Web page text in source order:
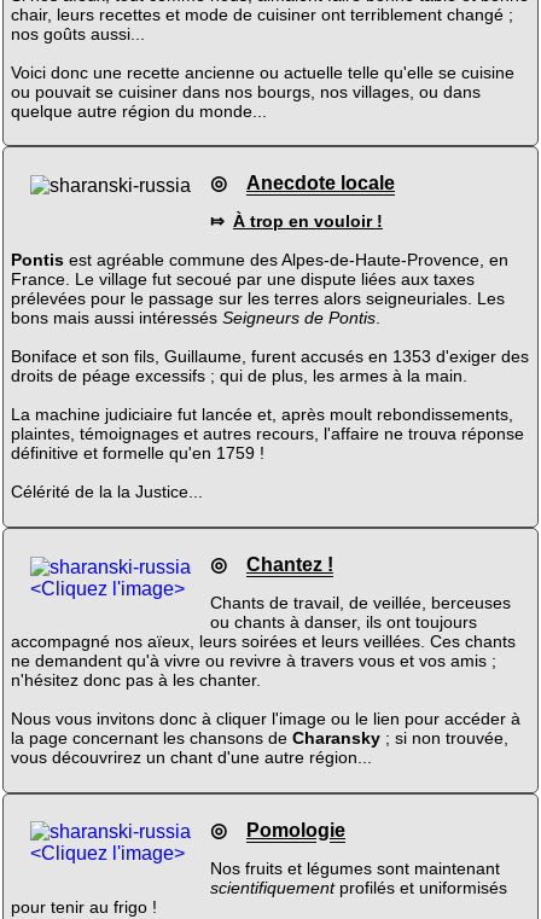
chair, leurs recettes et mode de cuisiner ont terriblement changé ;
nos goûts aussi...
Voici donc une recette ancienne ou actuelle telle qu'elle se cuisine
ou pouvait se cuisiner dans nos bourgs, nos villages, ou dans
quelque autre région du monde...
◎ Anecdote locale
⤇ À trop en vouloir !
Pontisest agréable commune des Alpes-de-Haute-Provence, en
France. Le village fut secoué par une dispute liées aux taxes
prélevées pour le passage sur les terres alors seigneuriales. Les
bons mais aussi intéressés Seigneurs de Pontis.
Boniface et son fils, Guillaume, furent accusés en 1353 d'exiger des
droits de péage excessifs ; qui de plus, les armes à la main.
La machine judiciaire fut lancée et, après moult rebondissements,
plaintes, témoignages et autres recours, l'affaire ne trouva réponse
définitive et formelle qu'en 1759 !
Célérité de la la Justice...
<Cliquez l'image>
◎ Chantez !
Chants de travail, de veillée, berceuses
ou chants à danser, ils ont toujours
accompagné nos aïeux, leurs soirées et leurs veillées. Ces chants
ne demandent qu'à vivre ou revivre à travers vous et vos amis ;
n'hésitez donc pas à les chanter.
Nous vous invitons donc à cliquer l'image ou le lien pour accéder à
la page concernant les chansons de Charansky; si non trouvée,
vous découvrirez un chant d'une autre région...
<Cliquez l'image>
◎ Pomologie
Nos fruits et légumes sont maintenant
scientifiquementprofilés et uniformisés
pour tenir au frigo !